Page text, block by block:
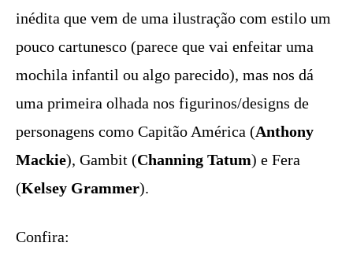
inédita que vem de uma ilustração com estilo um
pouco cartunesco (parece que vai enfeitar uma
mochila infantil ou algo parecido), mas nos dá
uma primeira olhada nos figurinos/designs de
personagens como Capitão América (Anthony
Mackie), Gambit (Channing Tatum) e Fera
(Kelsey Grammer).
Confira: